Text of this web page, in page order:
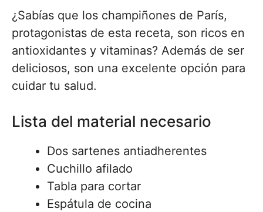
¿Sabías que los champiñones de París,
protagonistas de esta receta, son ricos en
antioxidantes y vitaminas? Además de ser
deliciosos, son una excelente opción para
cuidar tu salud.
Lista del material necesario
Dos sartenes antiadherentes
Cuchillo afilado
Tabla para cortar
Espátula de cocina